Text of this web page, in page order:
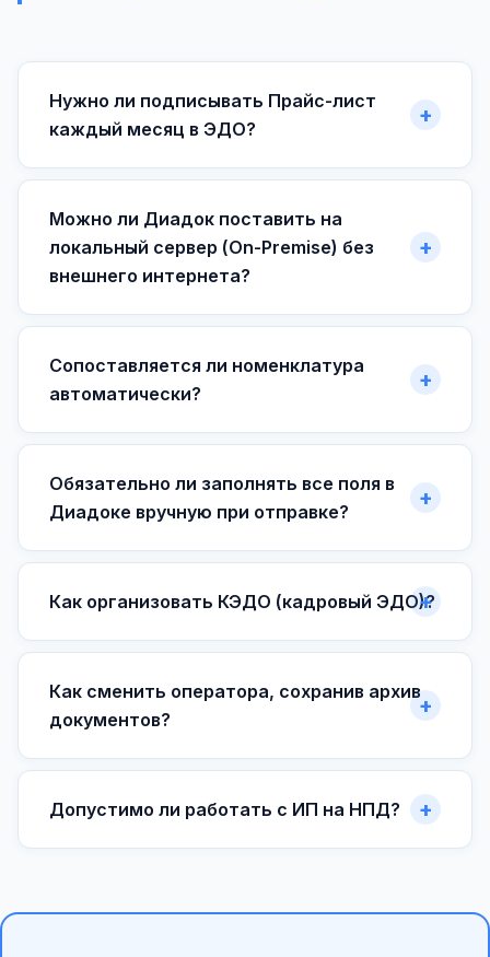
Нужно ли подписывать Прайс-лист
каждый месяц в ЭДО?
Можно ли Диадок поставить на
локальный сервер (On-Premise) без
внешнего интернета?
Сопоставляется ли номенклатура
автоматически?
Обязательно ли заполнять все поля в
Диадоке вручную при отправке?
Как организовать КЭДО (кадровый ЭДО)?
Как сменить оператора, сохранив архив
документов?
Допустимо ли работать с ИП на НПД?